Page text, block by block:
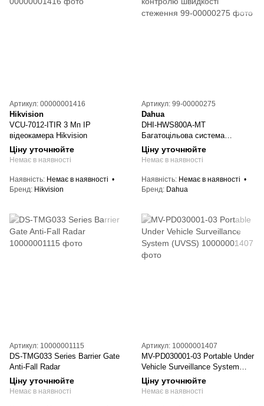
Артикул: 00000001416
Hikvision
VCU-7012-ITIR 3 Мп IP
відеокамера Hikvision
Ціну уточнюйте
Немає в наявності
Наявність Немає в наявності
Бренд Hikvision
Артикул: 99-00000275
Dahua
DHI-HWS800A-MT
Багатоцільова система
контролю швидкості стеження
Ціну уточнюйте
Немає в наявності
Наявність Немає в наявності
Бренд Dahua
Артикул: 10000001115
DS-TMG033 Series Barrier Gate
Anti-Fall Radar
Ціну уточнюйте
Немає в наявності
Артикул: 10000001407
MV-PD030001-03 Portable Under
Vehicle Surveillance System
(UVSS)
Ціну уточнюйте
Немає в наявності